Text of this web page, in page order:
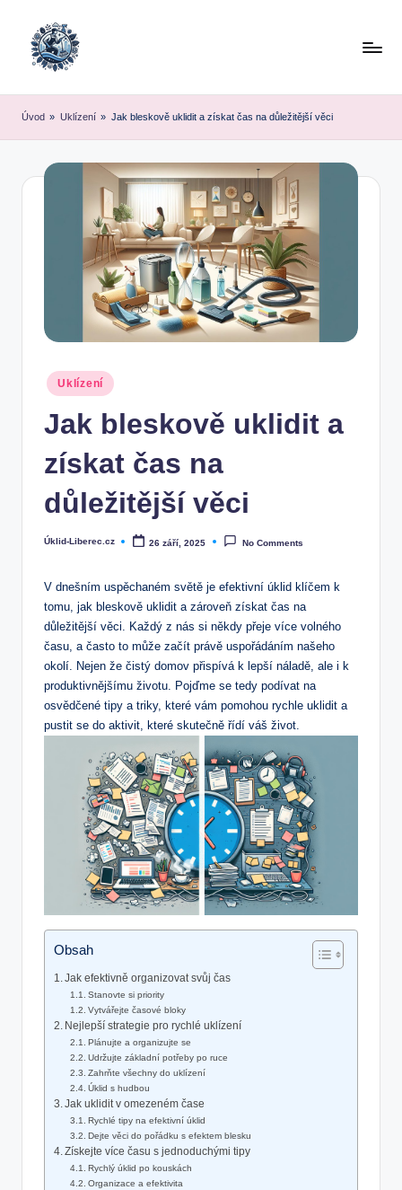
Úvod » Uklízení » Jak bleskově uklidit a získat čas na důležitější věci
Posted
in
Uklízení
Jak bleskově uklidit a
získat čas na
důležitější věci
Posted
Úklid-Liberec.cz 26 září, 2025 No Comments
V dnešním uspěchaném světě je efektivní úklid klíčem k
tomu, jak bleskově uklidit a zároveň získat čas na
důležitější věci. Každý z nás si někdy přeje více volného
času, a často to může začít právě uspořádáním našeho
okolí. Nejen že čistý domov přispívá k lepší náladě, ale i k
produktivnějšímu životu. Pojďme se tedy podívat na
osvědčené tipy a triky, které vám pomohou rychle uklidit a
pustit se do aktivit, které skutečně řídí váš život.
Obsah
Jak efektivně organizovat svůj čas
Stanovte si priority
Vytvářejte časové bloky
Nejlepší strategie pro rychlé uklízení
Plánujte a organizujte se
Udržujte základní potřeby po ruce
Zahrňte všechny do uklízení
Úklid s hudbou
Jak uklidit v omezeném čase
Rychlé tipy na efektivní úklid
Dejte věci do pořádku s efektem blesku
Získejte více času s jednoduchými tipy
Rychlý úklid po kouskách
Organizace a efektivita